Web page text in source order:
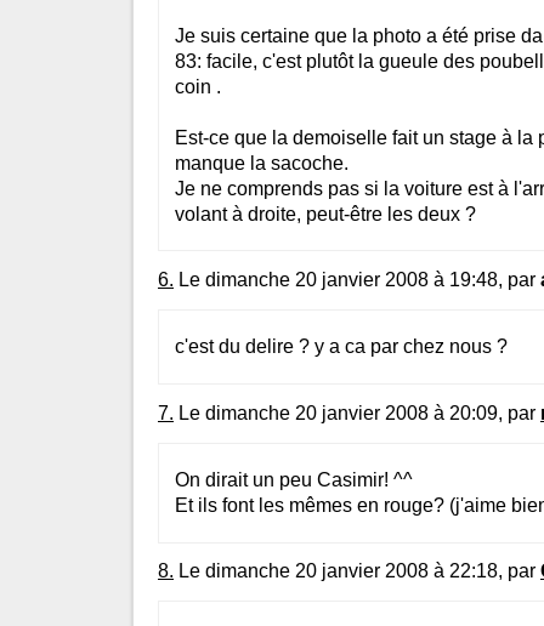
Je suis certaine que la photo a été prise
83: facile, c'est plutôt la gueule des
coin .
Est-ce que la demoiselle fait un stage à la
manque la sacoche.
Je ne comprends pas si la voiture est à
volant à droite, peut-être les deux ?
6. Le dimanche 20 janvier 2008 à 19:48, par
c'est du delire ? y a ca par chez nous ?
7. Le dimanche 20 janvier 2008 à 20:09, par
On dirait un peu Casimir! ^^
Et ils font les mêmes en rouge? (j'aime
8. Le dimanche 20 janvier 2008 à 22:18, par